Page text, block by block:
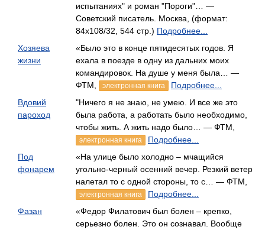
испытаниях" и роман "Пороги"… —
Советский писатель. Москва, (формат:
84x108/32, 544 стр.) Подробнее...
Хозяева
жизни
«Было это в конце пятидесятых годов. Я
ехала в поезде в одну из дальних моих
командировок. На душе у меня была… —
ФТМ,
электронная книга
Подробнее...
Вдовий
пароход
"Ничего я не знаю, не умею. И все же это
была работа, а работать было необходимо,
чтобы жить. А жить надо было… — ФТМ,
электронная книга
Подробнее...
Под
фонарем
«На улице было холодно – мчащийся
угольно-черный осенний вечер. Резкий ветер
налетал то с одной стороны, то с… — ФТМ,
электронная книга
Подробнее...
Фазан
«Федор Филатович был болен – крепко,
серьезно болен. Это он сознавал. Вообще